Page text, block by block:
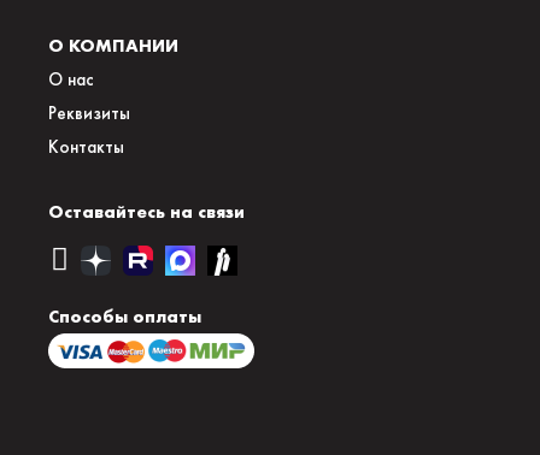
О КОМПАНИИ
О нас
Реквизиты
Контакты
Оставайтесь на связи
Способы оплаты